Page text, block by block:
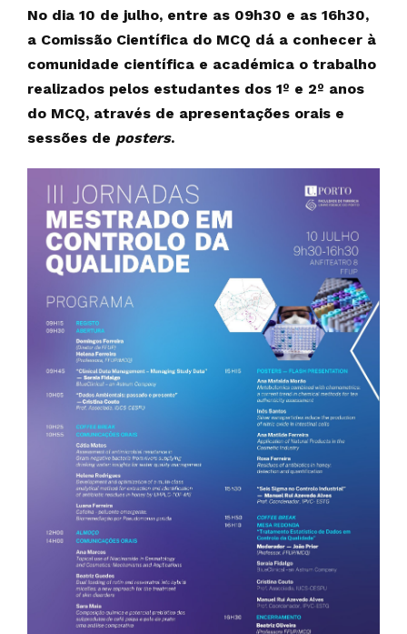
No dia 10 de julho, entre as 09h30 e as 16h30,
a Comissão Científica do MCQ dá a conhecer à
comunidade científica e académica o trabalho
realizados pelos estudantes dos 1º e 2º anos
do MCQ, através de apresentações orais e
sessões de posters.